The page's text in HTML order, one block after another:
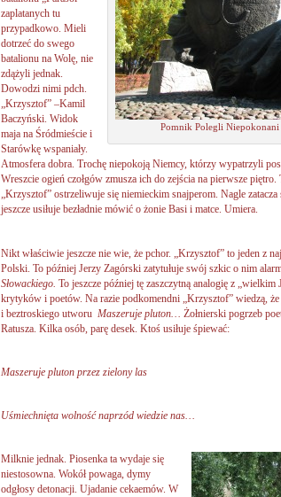
Pomnik Polegli Niepokonani
zaplatanych tu
przypadkowo. Mieli
dotrzeć do swego
batalionu na Wolę, nie
zdążyli jednak.
Dowodzi nimi pdch.
„Krzysztof” –Kamil
Baczyński. Widok
maja na Śródmieście i
Starówkę wspaniały.
Atmosfera dobra. Trochę niepokoją Niemcy, którzy wypatrzyli
Wreszcie ogień czołgów zmusza ich do zejścia na pierwsze
„Krzysztof” ostrzeliwuje się niemieckim snajperom. Nagle
jeszcze usiłuje bezładnie mówić o żonie Basi i matce. Umiera.
Nikt właściwie jeszcze nie wie, że pchor. „Krzysztof” to jeden z
Polski. To później Jerzy Zagórski zatytułuje swój szkic o nim
Słowackiego. To jeszcze później tę zaszczytną analogię z
krytyków i poetów. Na razie podkomendni „Krzysztof” wiedzą,
i beztroskiego utworu Maszeruje pluton… Żołnierski pogrzeb
Ratusza. Kilka osób, parę desek. Ktoś usiłuje śpiewać:
Maszeruje pluton przez zielony las
Uśmiechnięta wolność naprzód wiedzie nas…
Milknie jednak. Piosenka ta wydaje się
niestosowna. Wokół powaga, dymy
odgłosy detonacji. Ujadanie cekaemów. W